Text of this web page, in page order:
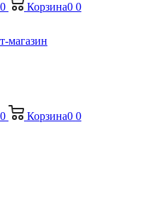
0 Корзина0 0
0 Корзина0 0